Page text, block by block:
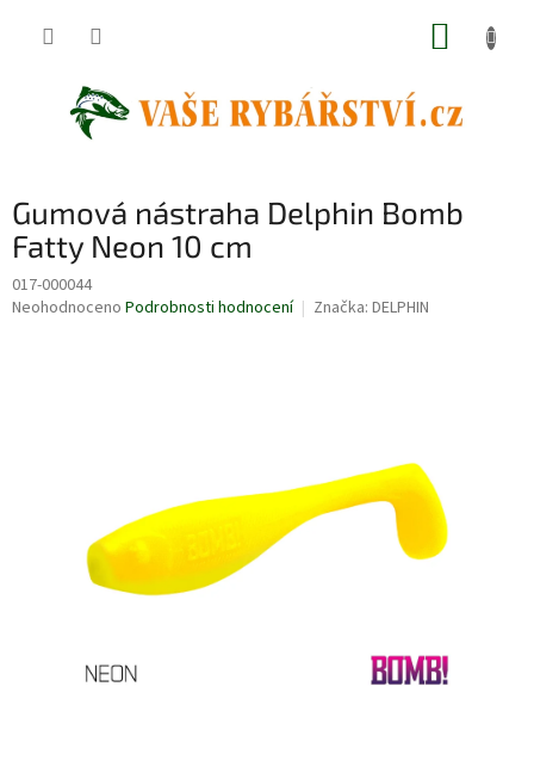
Gumová nástraha Delphin Bomb
Fatty Neon 10 cm
017-000044
Průměrné
Neohodnoceno Podrobnosti hodnocení Značka: DELPHIN